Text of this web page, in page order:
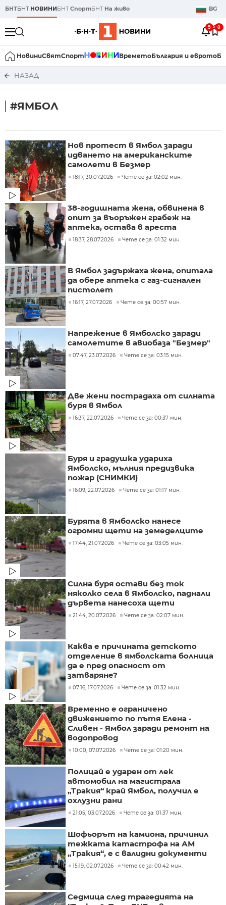
БНТБНТ НОВИНИБНТСпортБНТ На живо BG
5 0
НовиниСвятСпорт ВреметоБългария и еврото
НАЗАД
#ЯМБОЛ
Нов протест в Ямбол заради
идването на американските
самолети в Безмер
18:17, 30.07.2026 Чете се за: 02:02 мин.
38-годишната жена, обвинена в
опит за въоръжен грабеж на
аптека, остава в ареста
18:37, 28.07.2026 Чете се за: 01:32 мин.
В Ямбол задържаха жена, опитала
да обере аптека с газ-сигнален
пистолет
16:17, 27.07.2026 Чете се за: 00:57 мин.
Напрежение в Ямболско заради
самолетите в авиобаза "Безмер"
07:47, 23.07.2026 Чете се за: 03:15 мин.
Две жени пострадаха от силната
буря в Ямбол
16:37, 22.07.2026 Чете се за: 00:37 мин.
Буря и градушка удариха
Ямболско, мълния предизвика
пожар (СНИМКИ)
16:09, 22.07.2026 Чете се за: 01:17 мин.
Бурята в Ямболско нанесе
огромни щети на земеделците
17:44, 21.07.2026 Чете се за: 03:05 мин.
Силна буря остави без ток
няколко села в Ямболско, паднали
дървета нанесоха щети
21:44, 20.07.2026 Чете се за: 02:07 мин.
Каква е причината детското
отделение в ямболската болница
да е пред опасност от
затваряне?
07:16, 17.07.2026 Чете се за: 01:32 мин.
Временно е ограничено
движението по пътя Елена -
Сливен - Ямбол заради ремонт на
водопровод
10:00, 07.07.2026 Чете се за: 01:20 мин.
Полицай е ударен от лек
автомобил на магистрала
„Тракия“ край Ямбол, получил е
охлузни рани
21:05, 03.07.2026 Чете се за: 01:37 мин.
Шофьорът на камиона, причинил
тежката катастрофа на АМ
„Тракия“, е с валидни документи
15:19, 02.07.2026 Чете се за: 00:42 мин.
Седмица след трагедията на